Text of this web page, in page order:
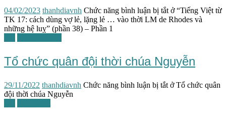
04/02/2023 thanhdiavnh Chức năng bình luận bị tắt ở “Tiếng Việt từ
TK 17: cách dùng vợ lẻ, lặng lẻ … vào thời LM de Rhodes và
những hệ luỵ” (phần 38) – Phần 1
Tổ chức quân đội thời chúa Nguyễn
29/11/2022 thanhdiavnh Chức năng bình luận bị tắt ở Tổ chức quân
đội thời chúa Nguyễn